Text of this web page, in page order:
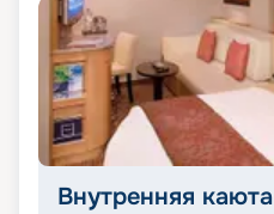
Внутренняя каюта